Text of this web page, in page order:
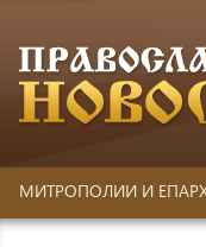
МИТРОПОЛИИ И